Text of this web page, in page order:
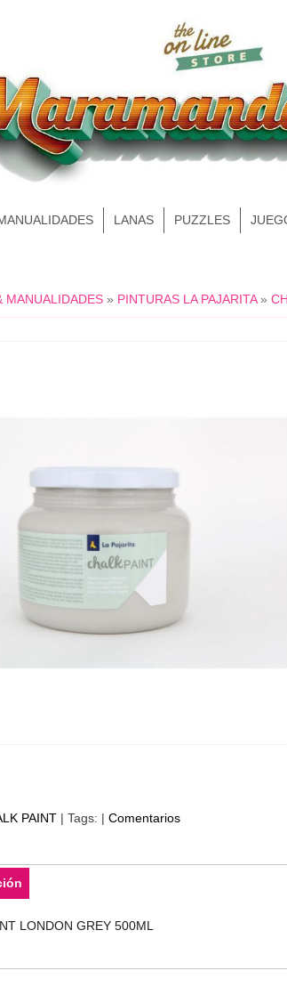
LANAS PUZZLES
MANUALIDADES» PINTURAS LA PAJARITA»
PAINT| Tags: | Comentarios
LONDON GREY 500ML